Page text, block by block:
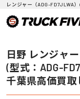
レンジャー（ADG-FD7JLWA
日野 レンジャ
(型式：ADG-
千葉県高価買取